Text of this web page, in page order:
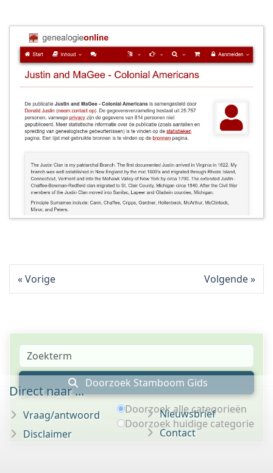
Vorige Volgende
Doorzoek Stamboom Gids
Doorzoek alle categorieën
Doorzoek huidige categorie
Direct naar ...
Vraag/antwoord
Disclaimer
Nieuwsbrief
Contact